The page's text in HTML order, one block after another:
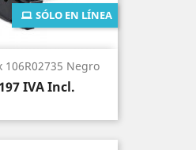
106R02735 Negro
IVA Incl.
SÓLO EN LÍNEA